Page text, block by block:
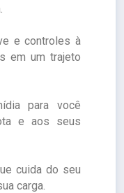
e controles à
em um trajeto
para você
e aos seus
cuida do seu
carga.